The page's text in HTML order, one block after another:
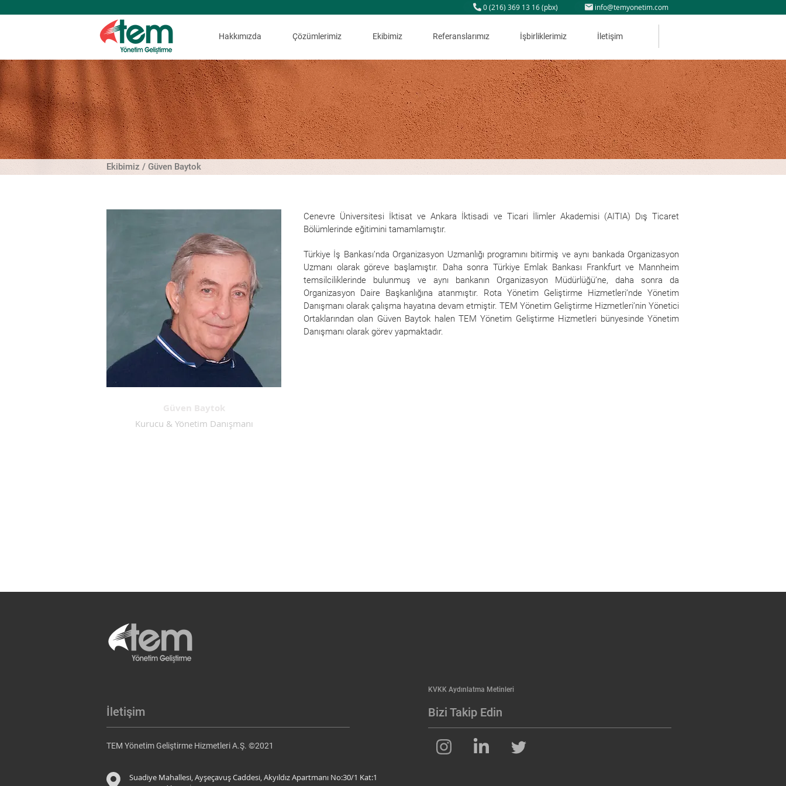
0 (216) 369 13 16 (pbx) info@temyonetim.com
Hakkımızda Çözümlerimiz Ekibimiz Referanslarımız İşbirliklerimiz İletişim
Ekibimiz / Güven Baytok
Güven Baytok
Kurucu & Yönetim Danışmanı
Cenevre Üniversitesi İktisat ve Ankara İktisadi ve Ticari İlimler Akademisi (AITIA) Dış Ticaret
Bölümlerinde eğitimini tamamlamıştır.
Türkiye İş Bankası’nda Organizasyon Uzmanlığı programını bitirmiş ve aynı bankada Organizasyon
Uzmanı olarak göreve başlamıştır. Daha sonra Türkiye Emlak Bankası Frankfurt ve Mannheim
temsilciliklerinde bulunmuş ve aynı bankanın Organizasyon Müdürlüğü’ne, daha sonra da
Organizasyon Daire Başkanlığına atanmıştır. Rota Yönetim Geliştirme Hizmetleri’nde Yönetim
Danışmanı olarak çalışma hayatına devam etmiştir. TEM Yönetim Geliştirme Hizmetleri’nin Yönetici
Ortaklarından olan Güven Baytok halen TEM Yönetim Geliştirme Hizmetleri bünyesinde Yönetim
Danışmanı olarak görev yapmaktadır.
İletişim
TEM Yönetim Geliştirme Hizmetleri A.Ş. ©2021
Suadiye Mahallesi, Ayşeçavuş Caddesi, Akyıldız Apartmanı No:30/1 Kat:1
KVKK Aydınlatma Metinleri
Bizi Takip Edin